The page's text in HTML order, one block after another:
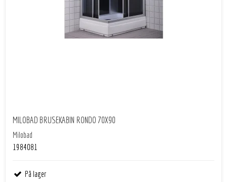
MILOBAD BRUSEKABIN RONDO 70X90
Milobad
1984081
På lager